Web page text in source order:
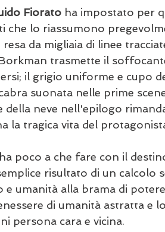
Fiorato ha impostato per
che lo riassumono
da migliaia di linee
trasmette il
il grigio uniforme e cupo
suonata nelle prime
neve nell'epilogo
la tragica vita del
poco a che fare con il
risultato di un calcolo
e umanità alla brama di
di umanità astratta e
persona cara e vicina.